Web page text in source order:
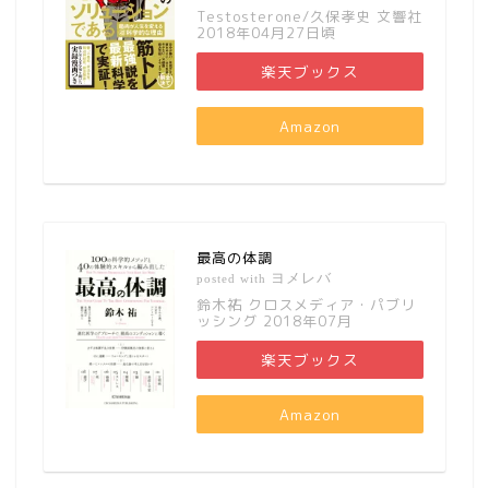
Testosterone/久保孝史 文響社
2018年04月27日頃
楽天ブックス
Amazon
最高の体調
posted with ヨメレバ
鈴木祐 クロスメディア・パブリ
ッシング 2018年07月
楽天ブックス
Amazon